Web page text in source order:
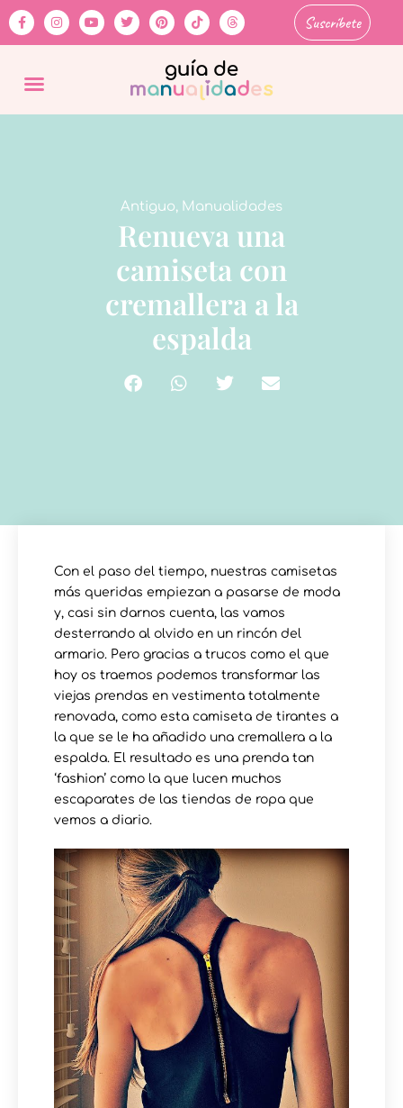
Suscríbete
Antiguo, Manualidades
Renueva una
camiseta con
cremallera a la
espalda
Con el paso del tiempo, nuestras camisetas
más queridas empiezan a pasarse de moda
y, casi sin darnos cuenta, las vamos
desterrando al olvido en un rincón del
armario. Pero gracias a trucos como el que
hoy os traemos podemos transformar las
viejas prendas en vestimenta totalmente
renovada, como esta camiseta de tirantes a
la que se le ha añadido una cremallera a la
espalda. El resultado es una prenda tan
‘fashion’ como la que lucen muchos
escaparates de las tiendas de ropa que
vemos a diario.